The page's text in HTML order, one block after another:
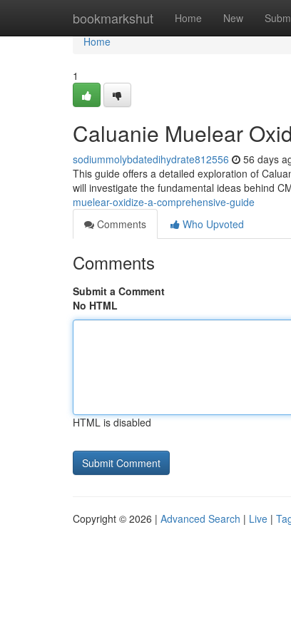
bookmarkshut Home New
Home
Home
1
Caluanie Muelear
sodiummolybdatedihydrate812556 56 days
This guide offers a detailed exploration of
will investigate the fundamental ideas behind
muelear-oxidize-a-comprehensive-guide
Comments
Who Upvoted
Comments
Submit a Comment
No HTML
HTML is disabled
Copyright © 2026 | Advanced Search | Live |